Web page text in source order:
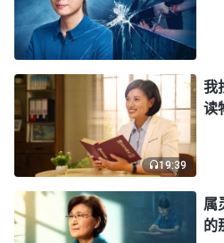
果不站起来，老子还要打，
怎么喊叫，我真的动不了了
面对恶警惨无人道的折
迫切地向神祷告：“全能神
你加给我信心和力量。”在
神话语诗歌：“你信神就得将
的心献上摆在神的面前，那
19:39
我
读
属
的